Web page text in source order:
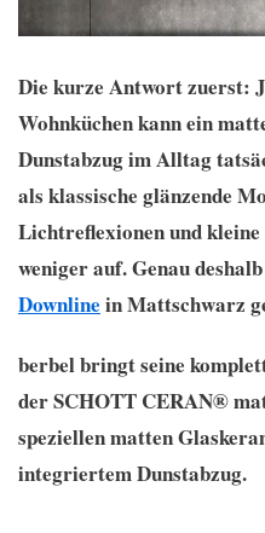
Die kurze Antwort zuerst:
Wohnküchen kann ein
Dunstabzug im Alltag
als klassische glänzende
Lichtreflexionen und
weniger auf. Genau
Downline in Mattschwarz
berbel bringt seine
der SCHOTT CERAN®
speziellen matten
integriertem Dunstabzug.